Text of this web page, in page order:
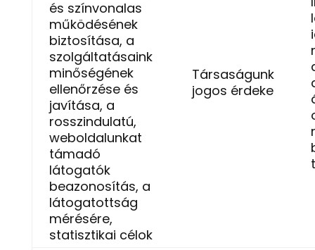
és színvonalas
működésének
biztosítása, a
szolgáltatásaink
minőségének
ellenőrzése és
javítása, a
rosszindulatú,
weboldalunkat
támadó
látogatók
beazonosítás, a
látogatottság
mérésére,
statisztikai célok
Társaságunk
jogos érdeke